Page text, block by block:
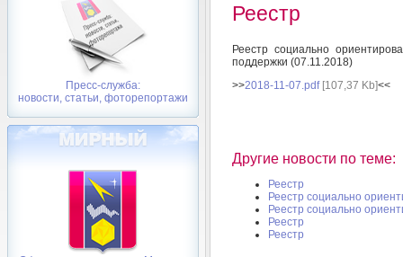
Пресс-служба:
новости, статьи, фоторепортажи
Реестр
Реестр социально
поддержки (07.11.2018)
>>2018-11-07.pdf[107,37 Kb]<<
Другие новости по теме:
Реестр
Реестр социально
Реестр социально
Реестр
Реестр